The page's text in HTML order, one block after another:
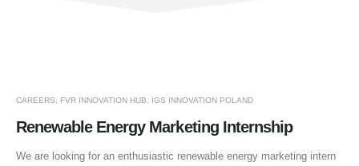
Renewable Energy Marketing Internship
CAREERS FVR INNOVATION HUB IGS INNOVATION POLAND
We are looking for an enthusiastic renewable energy marketing intern